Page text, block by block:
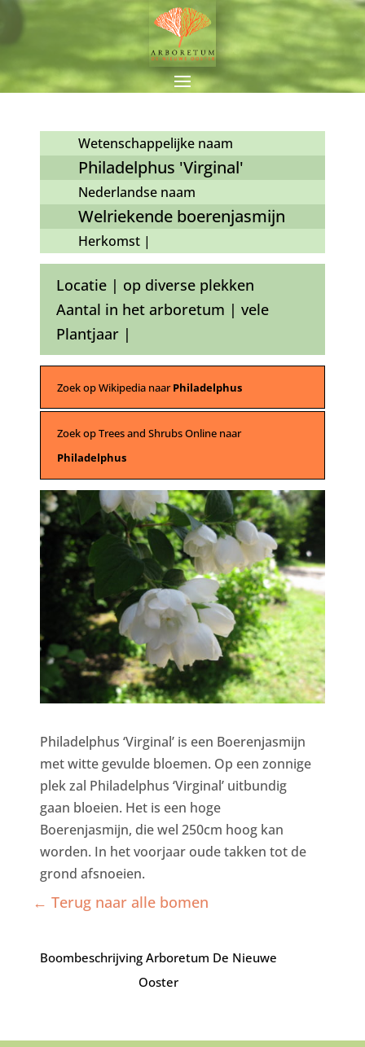
Wetenschappelijke naam
Philadelphus 'Virginal'
Nederlandse naam
Welriekende boerenjasmijn
Herkomst |
Locatie | op diverse plekken
Aantal in het arboretum | vele
Plantjaar |
Zoek op Wikipedia naarPhiladelphus
Zoek op Trees and Shrubs Online naar
Philadelphus
Philadelphus ‘Virginal’ is een Boerenjasmijn
met witte gevulde bloemen. Op een zonnige
plek zal Philadelphus ‘Virginal’ uitbundig
gaan bloeien. Het is een hoge
Boerenjasmijn, die wel 250cm hoog kan
worden. In het voorjaar oude takken tot de
grond afsnoeien.
← Terug naar alle bomen
Boombeschrijving Arboretum De Nieuwe
Ooster